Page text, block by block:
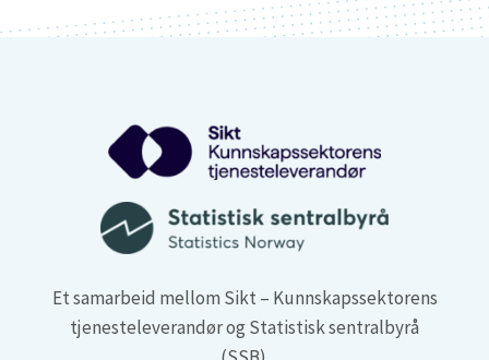
Et samarbeid mellom Sikt – Kunnskapssektorens
tjenesteleverandør og Statistisk sentralbyrå